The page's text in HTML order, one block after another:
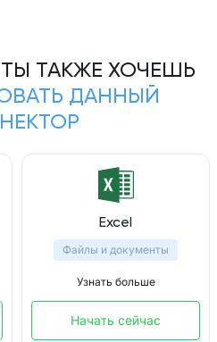
ТАКЖЕ ХОЧЕШЬ
ДАННЫЙ
Excel
Файлы и документы
Узнать больше
Начать сейчас